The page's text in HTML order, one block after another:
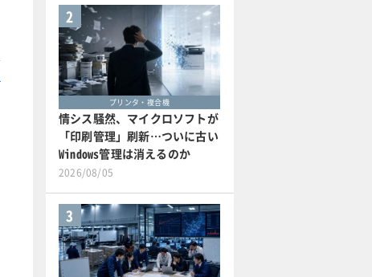
2
プリンタ・複合機
情シス騒然、マイクロソフトが
「印刷管理」刷新…ついに古い
Windows管理は消えるのか
2026/08/05
3